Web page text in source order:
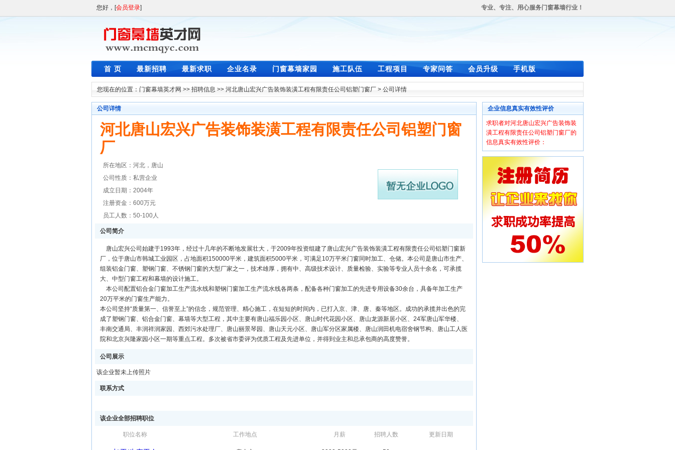
您好，[会员登录] 专业、专注、用心服务门窗幕墙行业！
首 页 最新招聘 最新求职 企业名录 门窗幕墙家园 施工队伍 工程项目 专家问答 会员升级 手机版
您现在的位置： 门窗幕墙英才网 >> 招聘信息 >> 河北唐山宏兴广告装饰装潢工程有限责任公司铝塑门窗厂 > 公司详情
公司详情
河北唐山宏兴广告装饰装潢工程有限责任公司铝塑门窗
厂
所在地区：河北，唐山
公司性质：私营企业
成立日期：2004年
注册资金：600万元
员工人数：50-100人
公司简介
唐山宏兴公司始建于1993年，经过十几年的不断地发展壮大，于2009年投资组建了唐山宏兴广告装饰装潢工程有限责任公司铝塑门窗新
厂，位于唐山市韩城工业园区，占地面积150000平米，建筑面积5000平米，可满足10万平米门窗同时加工、仓储。本公司是唐山市生产、
组装铝金门窗、塑钢门窗、不锈钢门窗的大型厂家之一，技术雄厚，拥有中、高级技术设计、质量检验、实验等专业人员十余名，可承揽
大、中型门窗工程和幕墙的设计施工。
本公司配置铝合金门窗加工生产流水线和塑钢门窗加工生产流水线各两条，配备各种门窗加工的先进专用设备30余台，具备年加工生产
20万平米的门窗生产能力。
本公司坚持“质量第一、信誉至上”的信念，规范管理、精心施工，在短短的时间内，已打入京、津、唐、秦等地区。成功的承揽并出色的完
成了塑钢门窗、铝合金门窗、幕墙等大型工程，其中主要有唐山福乐园小区、唐山时代花园小区、唐山龙源新居小区、24军唐山军华楼、
丰南交通局、丰润祥润家园、西郊污水处理厂、唐山丽景琴园、唐山天元小区、唐山军分区家属楼、唐山润田机电宿舍钢节构、唐山工人医
院和北京兴隆家园小区一期等重点工程。多次被省市委评为优质工程及先进单位，并得到业主和总承包商的高度赞誉。
公司展示
该企业暂未上传照片
联系方式
该企业全部招聘职位
职位名称 工作地点 月薪 招聘人数 更新日期
企业信息真实有效性评价
求职者对河北唐山宏兴广告装饰装
潢工程有限责任公司铝塑门窗厂的
信息真实有效性评价：